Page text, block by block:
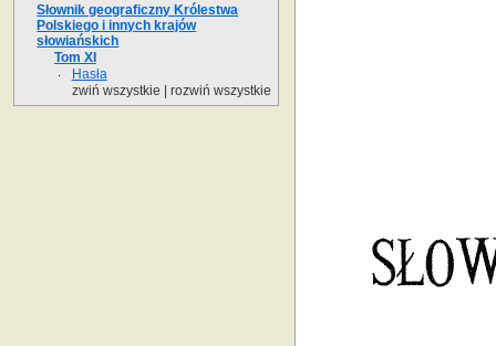
Słownik geograficzny Królestwa
Polskiego i innych krajów
słowiańskich
Tom XI
Hasła
zwiń wszystkie
rozwiń wszystkie